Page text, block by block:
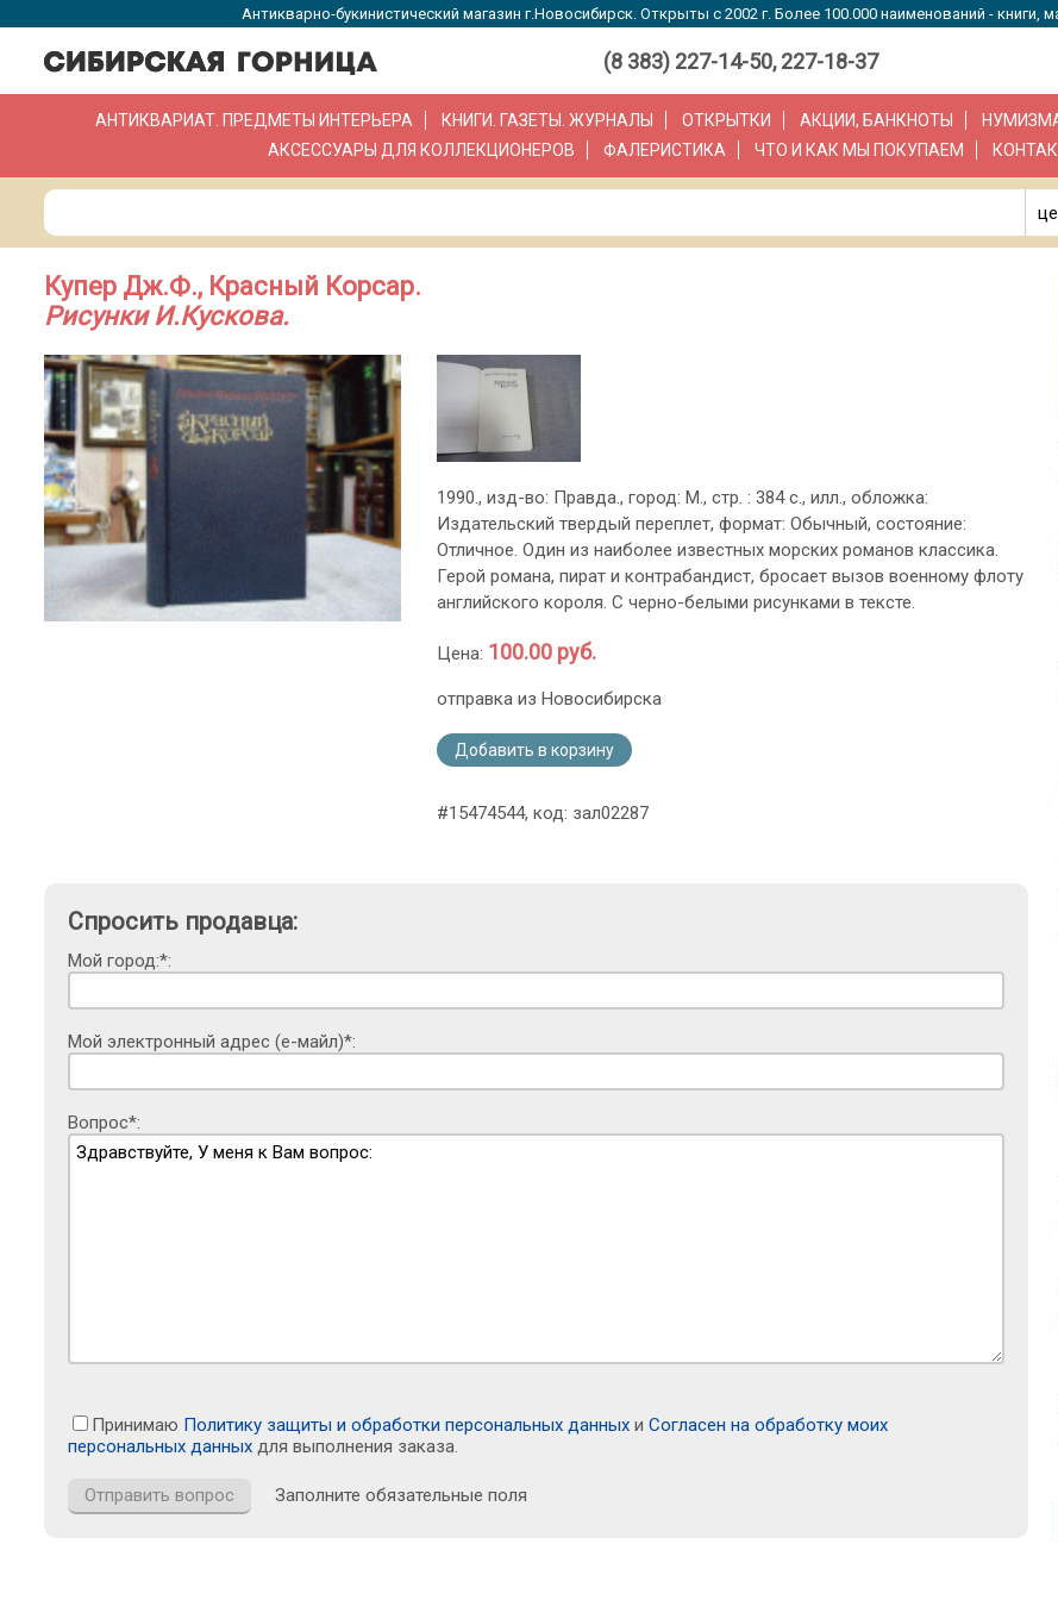
Антикварно-букинистический магазин г.Новосибирск. Открыты с 2002 г. Более 100.000 наименований - книги,
(8 383) 227-14-50, 227-18-37
АНТИКВАРИАТ. ПРЕДМЕТЫ ИНТЕРЬЕРА КНИГИ. ГАЗЕТЫ. ЖУРНАЛЫ ОТКРЫТКИ АКЦИИ, БАНКНОТЫ
АКСЕССУАРЫ ДЛЯ КОЛЛЕКЦИОНЕРОВ
ФАЛЕРИСТИКА ЧТО И КАК МЫ ПОКУПАЕМ
Купер Дж.Ф., Красный Корсар.
Рисунки И.Кускова.
1990., изд-во: Правда., город: М., стр. : 384 с., илл., обложка:
Издательский твердый переплет, формат: Обычный, состояние:
Отличное. Один из наиболее известных морских романов классика.
Герой романа, пират и контрабандист, бросает вызов военному флоту
английского короля. С черно-белыми рисунками в тексте.
Цена: 100.00 руб.
отправка из Новосибирска
Добавить в корзину
#15474544, код: зал02287
Спросить продавца:
Мой город:*:
Мой электронный адрес (е-майл)*:
Вопрос*:
Принимаю Политику защиты и обработки персональных данных и Согласен на обработку моих
персональных данных для выполнения заказа.
Заполните обязательные поля